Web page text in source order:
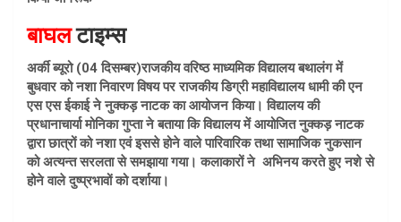
b
o
o
k
A
p
p
बाघलटाइम्स
अर्की ब्यूरो (04 दिसम्बर)राजकीय वरिष्ठ माध्यमिक विद्यालय बथालंग में
बुधवार को नशा निवारण विषय पर राजकीय डिग्री महाविद्यालय धामी की एन
एस एस ईकाई ने नुक्कड़ नाटक का आयोजन किया। विद्यालय की
प्रधानाचार्या मोनिका गुप्ता ने बताया कि विद्यालय में आयोजित नुक्कड़ नाटक
द्वारा छात्रों को नशा एवं इससे होने वाले पारिवारिक तथा सामाजिक नुकसान
को अत्यन्त सरलता से समझाया गया। कलाकारों ने अभिनय करते हुए नशे से
होने वाले दुष्प्रभावों को दर्शाया।